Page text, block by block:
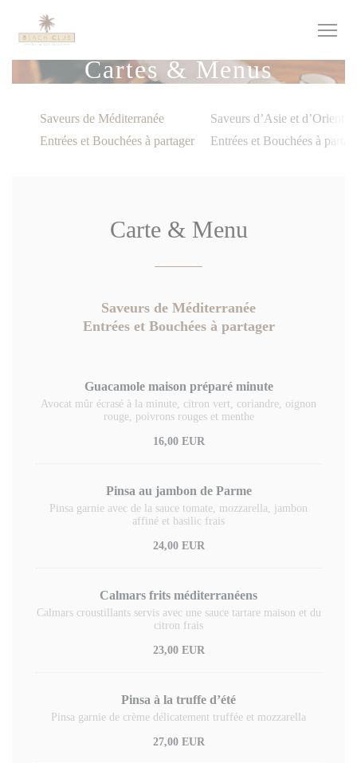
Cartes & Menus
Saveurs de Méditerranée
Entrées et Bouchées à partager
Saveurs d’Asie et d’Orient
Entrées et Bouchées à
Carte & Menu
Saveurs de Méditerranée
Entrées et Bouchées à partager
Guacamole maison préparé minute
Avocat mûr écrasé à la minute, citron vert, coriandre, oignon
rouge, poivrons rouges et menthe
16,00 EUR
Pinsa au jambon de Parme
Pinsa garnie avec de la sauce tomate, mozzarella, jambon
affiné et basilic frais
24,00 EUR
Calmars frits méditerranéens
Calmars croustillants servis avec une sauce tartare maison et du
citron frais
23,00 EUR
Pinsa à la truffe d’été
Pinsa garnie de crème délicatement truffée et mozzarella
27,00 EUR